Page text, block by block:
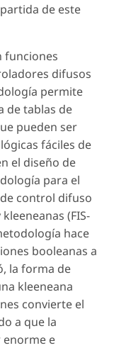
de este
funciones
difusos
permite
de tablas de
pueden ser
fáciles de
el diseño de
para el
control difuso
(FIS-
hace
booleanas a
la forma de
kleeneana
convierte el
a que la
enorme e